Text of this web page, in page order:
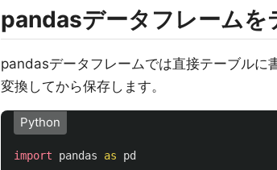
pandasデータフレームを
pandasデータフレームでは直接テーブルに
変換してから保存します。
Python
import pandas as pd